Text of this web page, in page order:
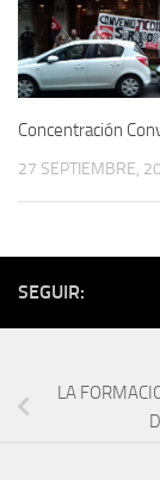
Concentración
27 SEPTIEMBRE,
SEGUIR:
LA